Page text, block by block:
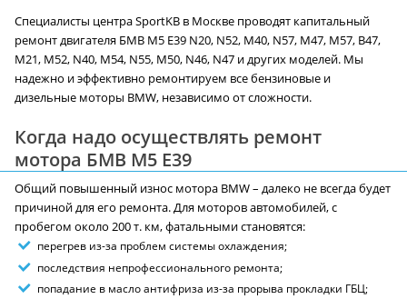
Специалисты центра SportKB в Москве проводят капитальный
ремонт двигателя БМВ M5 E39 N20, N52, M40, N57, M47, M57, B47,
M21, M52, N40, M54, N55, M50, N46, N47 и других моделей. Мы
надежно и эффективно ремонтируем все бензиновые и
дизельные моторы BMW, независимо от сложности.
Когда надо осуществлять ремонт
мотора БМВ M5 E39
Общий повышенный износ мотора BMW – далеко не всегда будет
причиной для его ремонта. Для моторов автомобилей, с
пробегом около 200 т. км, фатальными становятся:
перегрев из-за проблем системы охлаждения;
последствия непрофессионального ремонта;
попадание в масло антифриза из-за прорыва прокладки ГБЦ;